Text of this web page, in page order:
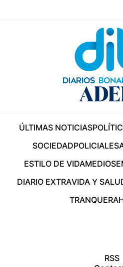
ÚLTIMAS NOTICIAS
SOCIEDADPOLICIALES
ESTILO DE VIDAMEDIOS
DIARIO EXTRAVIDA Y
TRANQUERA
RSS